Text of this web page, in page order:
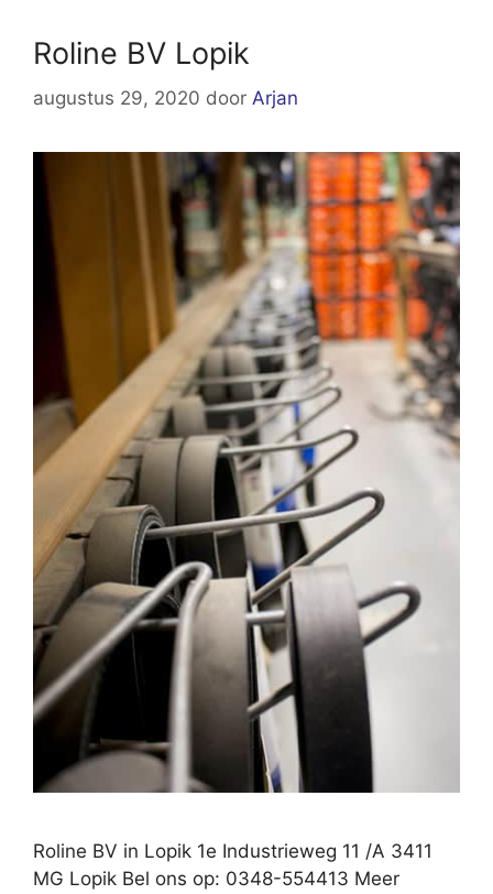
Roline BV Lopik
augustus 29, 2020 door Arjan
Roline BV in Lopik 1e Industrieweg 11 /A 3411
MG Lopik Bel ons op: 0348-554413 Meer